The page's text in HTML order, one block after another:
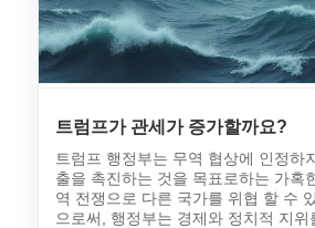
트럼프가 관세가 증가할까요?
트럼프 행정부는 무역 협상에 인정하
출을 촉진하는 것을 목표로하는 가혹
역 전쟁으로 다른 국가를 위협 할 수
으로써, 행정부는 경제와 정치적 지위